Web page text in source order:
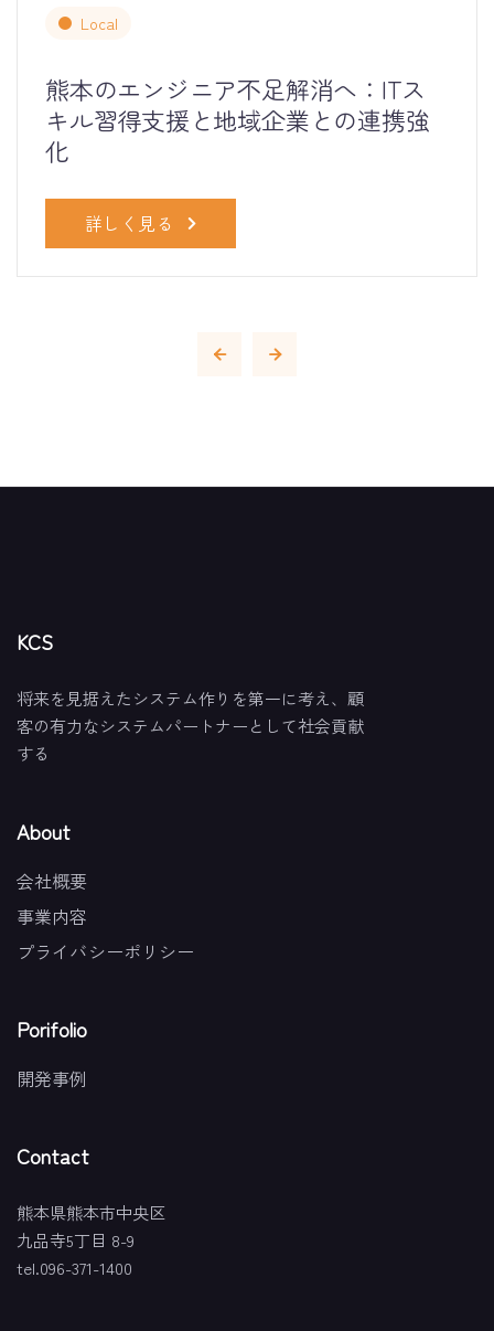
Local
熊本のエンジニア不足解消へ：ITス
キル習得支援と地域企業との連携強
化
詳しく見る
KCS
将来を見据えたシステム作りを第一に考え、顧
客の有力なシステムパートナーとして社会貢献
する
About
会社概要
事業内容
プライバシーポリシー
Porifolio
開発事例
Contact
熊本県熊本市中央区
九品寺5丁目 8-9
tel.096-371-1400